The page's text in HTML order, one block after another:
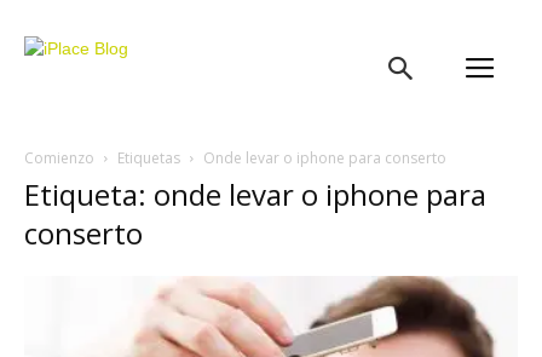
Comienzo Etiquetas Onde levar o iphone para conserto
Etiqueta: onde levar o iphone para
conserto